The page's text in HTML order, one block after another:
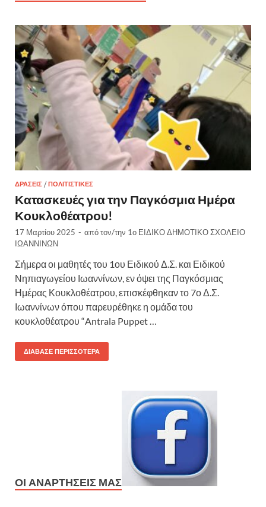
ΔΡΆΣΕΙΣ /ΠΟΛΙΤΙΣΤΙΚΈΣ
Κατασκευές για την Παγκόσμια Ημέρα
Κουκλοθέατρου!
17 Μαρτίου 2025 - από τον/την 1ο ΕΙΔΙΚΟ ΔΗΜΟΤΙΚΟ ΣΧΟΛΕΙΟ
ΙΩΑΝΝΙΝΩΝ
Σήμερα οι μαθητές του 1ου Ειδικού Δ.Σ. και Ειδικού
Νηπιαγωγείου Ιωαννίνων, εν όψει της Παγκόσμιας
Ημέρας Κουκλοθέατρου, επισκέφθηκαν το 7ο Δ.Σ.
Ιωαννίνων όπου παρευρέθηκε η ομάδα του
κουκλοθέατρου “Antrala Puppet …
ΔΙΆΒΑΣΕ ΠΕΡΙΣΣΌΤΕΡΑ
ΟΙ ΑΝΑΡΤΉΣΕΙΣ ΜΑΣ